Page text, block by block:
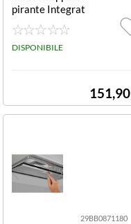
pirante Integrat
o Argento Acciai
o inossidabile 4
98 m³/h C
DISPONIBILE
151,90
29BB0871180